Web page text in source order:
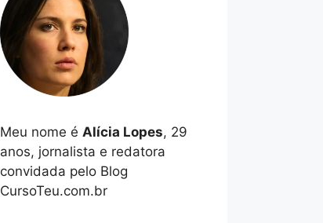
Meu nome é Alícia Lopes, 29
anos, jornalista e redatora
convidada pelo Blog
CursoTeu.com.br